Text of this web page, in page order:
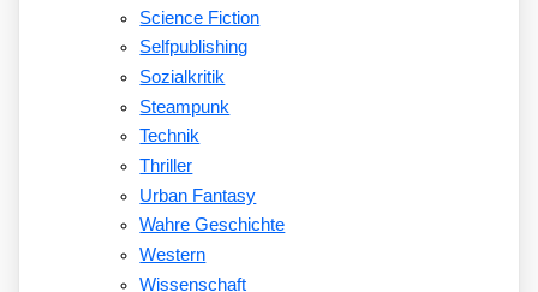
Science Fiction
Selfpublishing
Sozialkritik
Steampunk
Technik
Thriller
Urban Fantasy
Wahre Geschichte
Western
Wissenschaft